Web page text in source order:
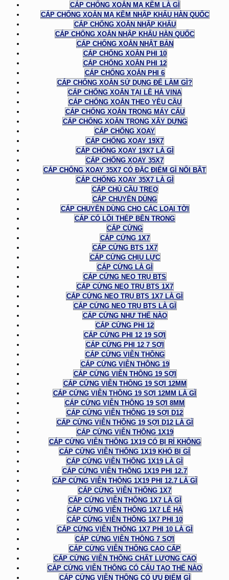
CÁP CHỐNG XOẮN MẠ KẼM LÀ GÌ
CÁP CHỐNG XOẮN MẠ KẼM NHẬP KHẨU HÀN QUỐC
CÁP CHỐNG XOẮN NHẬP KHẨU
CÁP CHỐNG XOẮN NHẬP KHẨU HÀN QUỐC
CÁP CHỐNG XOẮN NHẬT BẢN
CÁP CHỐNG XOẮN PHI 10
CÁP CHỐNG XOẮN PHI 12
CÁP CHỐNG XOẮN PHI 6
CÁP CHỐNG XOẮN SỬ DỤNG ĐỂ LÀM GÌ?
CÁP CHỐNG XOẮN TẠI LÊ HÀ VINA
CÁP CHỐNG XOẮN THEO YÊU CẦU
CÁP CHỐNG XOẮN TRONG MÁY CẨU
CÁP CHỐNG XOẮN TRONG XÂY DỰNG
CÁP CHỐNG XOAY
CÁP CHỐNG XOAY 19X7
CÁP CHỐNG XOAY 19X7 LÀ GÌ
CÁP CHỐNG XOAY 35X7
CÁP CHỐNG XOAY 35X7 CÓ ĐẶC ĐIỂM GÌ NỔI BẬT
CÁP CHỐNG XOAY 35X7 LÀ GÌ
CÁP CHỦ CẦU TREO
CÁP CHUYÊN DÙNG
CÁP CHUYÊN DÙNG CHO CÁC LOẠI TỜI
CÁP CÓ LÕI THÉP BÊN TRONG
CÁP CỨNG
CÁP CỨNG 1X7
CÁP CỨNG BTS 1X7
CÁP CỨNG CHỊU LỰC
CÁP CỨNG LÀ GÌ
CÁP CỨNG NEO TRỤ BTS
CÁP CỨNG NEO TRỤ BTS 1X7
CÁP CỨNG NEO TRỤ BTS 1X7 LÀ GÌ
CÁP CỨNG NEO TRỤ BTS LÀ GÌ
CÁP CỨNG NHƯ THẾ NÀO
CÁP CỨNG PHI 12
CÁP CỨNG PHI 12 19 SỢI
CÁP CỨNG PHI 12 7 SỢI
CÁP CỨNG VIỄN THÔNG
CÁP CỨNG VIỄN THÔNG 19
CÁP CỨNG VIỄN THÔNG 19 SỢI
CÁP CỨNG VIỄN THÔNG 19 SỢI 12MM
CÁP CỨNG VIỄN THÔNG 19 SỢI 12MM LÀ GÌ
CÁP CỨNG VIỄN THÔNG 19 SỢI 8MM
CÁP CỨNG VIỄN THÔNG 19 SỢI D12
CÁP CỨNG VIỄN THÔNG 19 SỢI D12 LÀ GÌ
CÁP CỨNG VIỄN THÔNG 1X19
CÁP CỨNG VIỄN THÔNG 1X19 CÓ BỊ RỈ KHÔNG
CÁP CỨNG VIỄN THÔNG 1X19 KHÓ BỊ GỈ
CÁP CỨNG VIỄN THÔNG 1X19 LÀ GÌ
CÁP CỨNG VIỄN THÔNG 1X19 PHI 12.7
CÁP CỨNG VIỄN THÔNG 1X19 PHI 12.7 LÀ GÌ
CÁP CỨNG VIỄN THÔNG 1X7
CÁP CỨNG VIỄN THÔNG 1X7 LÀ GÌ
CÁP CỨNG VIỄN THÔNG 1X7 LÊ HÀ
CÁP CỨNG VIỄN THÔNG 1X7 PHI 10
CÁP CỨNG VIỄN THÔNG 1X7 PHI 10 LÀ GÌ
CÁP CỨNG VIỄN THÔNG 7 SỢI
CÁP CỨNG VIỄN THÔNG CAO CẤP
CÁP CỨNG VIỄN THÔNG CHẤT LƯỢNG CAO
CÁP CỨNG VIỄN THÔNG CÓ CẤU TẠO THẾ NÀO
CÁP CỨNG VIỄN THÔNG CÓ ƯU ĐIỂM GÌ